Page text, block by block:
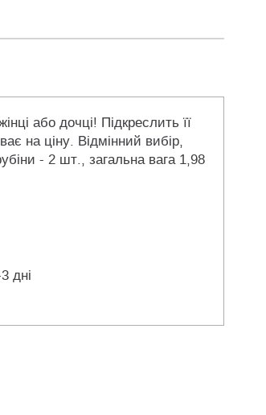
або дочці! Підкреслить її
на ціну. Відмінний вибір,
- 2 шт., загальна вага 1,98
дні